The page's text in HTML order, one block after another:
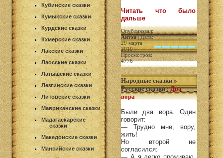
Кубинские сказки
Кумыкские сказки
Курдские сказки
Кхмерские сказки
Лакские сказки
Лаосские сказки
Латышские сказки
Лезгинские сказки
Литовские сказки
Мавриканские сказки
Мадагаскарские
сказки
Македонские сказки
Мансийские сказки
Читать что было
дальше
Опубликовал:
Антон| Дата:
29 марта
2010 |
Просмотров:
4776
Народные сказки »
Русские сказки:Два
вора
Были два вора. Один
говорит:
— Трудно мне, вору,
жить!
Но второй не
согласился: